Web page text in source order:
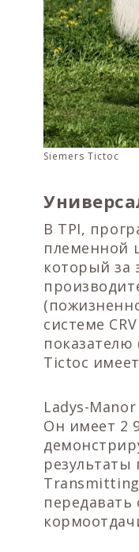
Siemers Tictoc
В TPI,
племенной
который за
системе
Tictoc
Ladys-
Он имеет 2
результаты